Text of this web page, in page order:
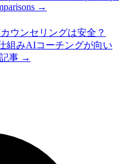
→
ウンセリングは安全？
組みAIコーチングが向い
事 →